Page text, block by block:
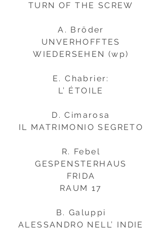
TURN OF THE SCREW
A. Bröder
UNVERHOFFTES
WIEDERSEHEN (wp)
E. Chabrier:
L’ ÉTOILE
D. Cimarosa
IL MATRIMONIO SEGRETO
R. Febel
GESPENSTERHAUS
FRIDA
RAUM 17
B. Galuppi
ALESSANDRO NELL’ INDIE